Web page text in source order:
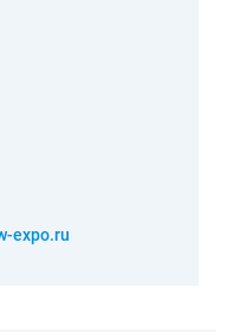
expo.ru